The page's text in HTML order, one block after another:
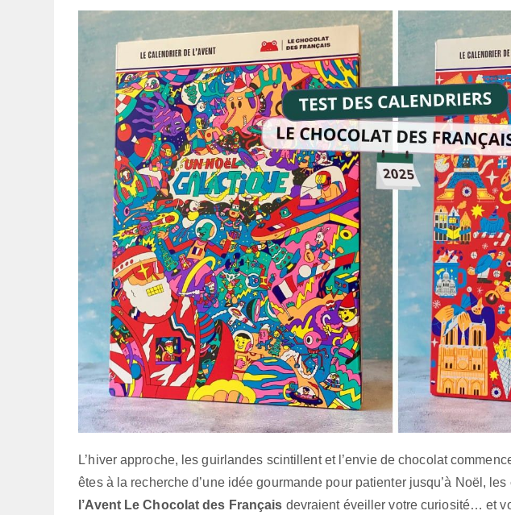
publication :
L’hiver approche, les guirlandes scintillent et l’envie de chocolat
êtes à la recherche d’une idée gourmande pour patienter jusqu’à Noël, les
l’Avent Le Chocolat des Français devraient éveiller votre curiosité… et